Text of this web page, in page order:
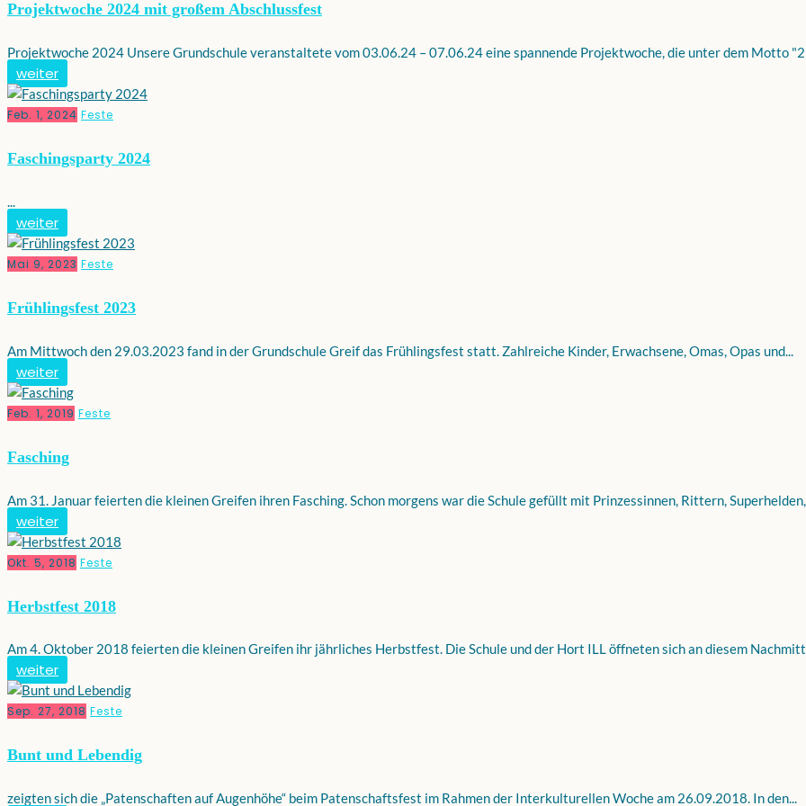
Projektwoche 2024 mit großem Abschlussfest
Projektwoche 2024 Unsere Grundschule veranstaltete vom 03.06.24 – 07.06.24 eine spannende Projektwoche, die unter dem Motto
weiter
Feb. 1, 2024 Feste
Faschingsparty 2024
...
weiter
Mai 9, 2023 Feste
Frühlingsfest 2023
Am Mittwoch den 29.03.2023 fand in der Grundschule Greif das Frühlingsfest statt. Zahlreiche Kinder, Erwachsene, Omas, Opas und...
weiter
Feb. 1, 2019 Feste
Fasching
Am 31. Januar feierten die kleinen Greifen ihren Fasching. Schon morgens war die Schule gefüllt mit Prinzessinnen, Rittern,
weiter
Okt. 5, 2018 Feste
Herbstfest 2018
Am 4. Oktober 2018 feierten die kleinen Greifen ihr jährliches Herbstfest. Die Schule und der Hort ILL öffneten sich an diesem
weiter
Sep. 27, 2018 Feste
Bunt und Lebendig
zeigten sich die „Patenschaften auf Augenhöhe“ beim Patenschaftsfest im Rahmen der Interkulturellen Woche am 26.09.2018. In den...